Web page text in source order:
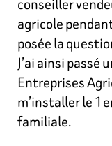
agricole
posée la
J’ai ainsi passé
Entreprises
m’installer le
familiale.